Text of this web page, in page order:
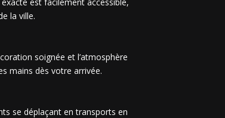
la ville.
soignée et l’atmosphère
mains dès votre arrivée.
se déplaçant en transports en